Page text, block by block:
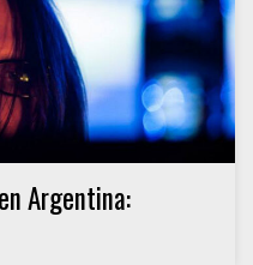
Argentina: